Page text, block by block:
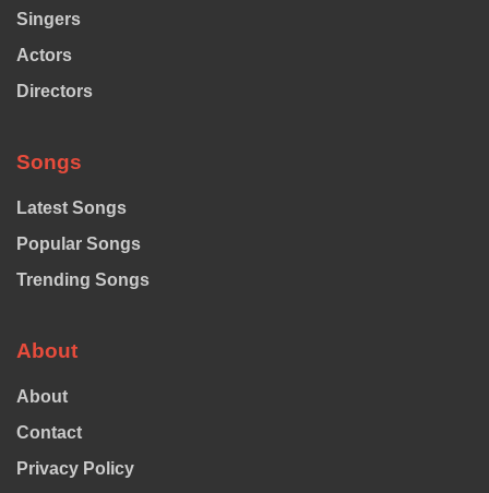
Singers
Actors
Directors
Songs
Latest Songs
Popular Songs
Trending Songs
About
About
Contact
Privacy Policy